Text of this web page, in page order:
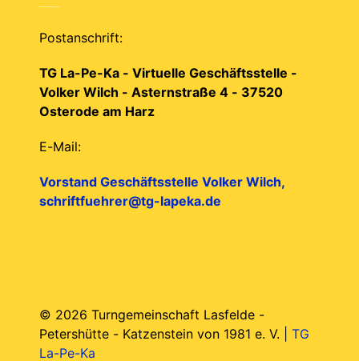
Postanschrift:
TG La-Pe-Ka - Virtuelle Geschäftsstelle -
Volker Wilch - Asternstraße 4 - 37520
Osterode am Harz
E-Mail:
Vorstand Geschäftsstelle Volker Wilch,
schriftfuehrer@tg-lapeka.de
© 2026 Turngemeinschaft Lasfelde -
Petershütte - Katzenstein von 1981 e. V. | TG
La-Pe-Ka